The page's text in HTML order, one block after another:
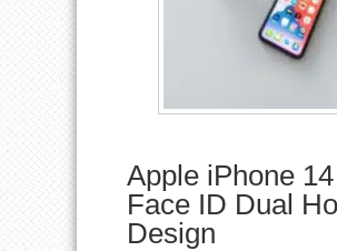
Apple iPhone
Face ID Dual
Design